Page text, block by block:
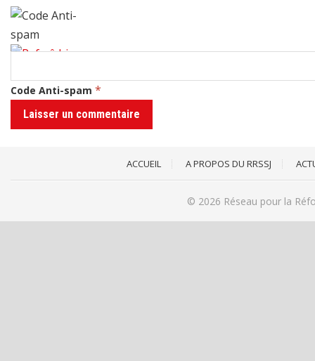
Code Anti-spam *
ACCUEIL A PROPOS DU RRSSJ
© 2026 Réseau pour la